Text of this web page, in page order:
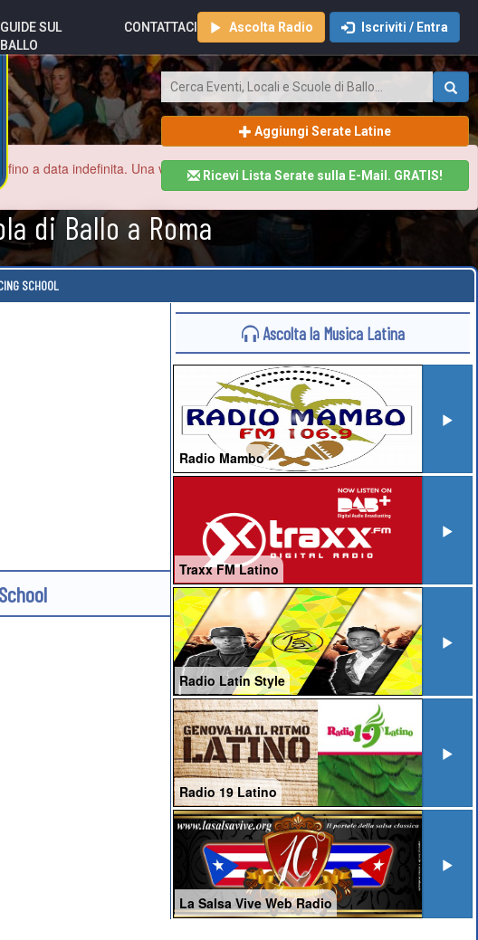
GUIDE SUL
BALLO
CONTATTACI Ascolta Radio Iscriviti / Entra
a data indefinita. Una volta ristabilita la normalità aggiorneremo tutto il sito
di Ballo a Roma
Aggiungi Serate Latine
Ricevi Lista Serate sulla E-Mail. GRATIS!
SCHOOL
Ascolta la Musica Latina
Radio Mambo
Traxx FM Latino
Radio Latin Style
Radio 19 Latino
La Salsa Vive Web Radio